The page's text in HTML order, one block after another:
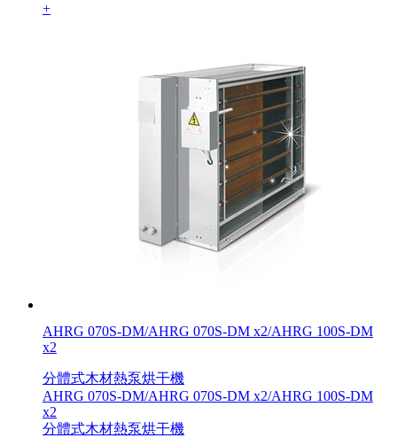
+
AHRG 070S-DM/AHRG 070S-DM x2/AHRG 100S-DM
x2
分體式木材熱泵烘干機
AHRG 070S-DM/AHRG 070S-DM x2/AHRG 100S-DM
x2
分體式木材熱泵烘干機